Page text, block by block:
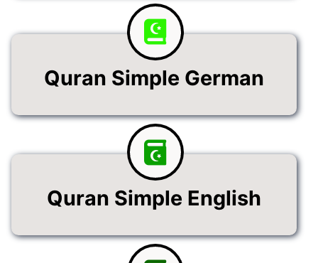
Quran Simple German
Quran Simple English